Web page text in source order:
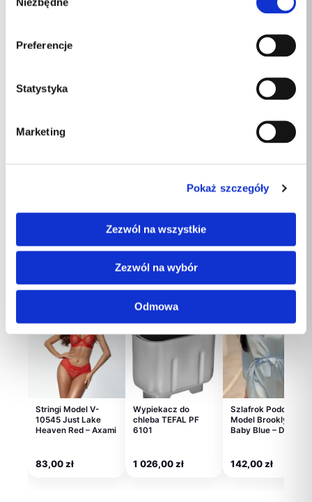
zgody
Preferencje
Statystyka
Marketing
Pokaż szczegóły
Zezwól na wszystkie
Zezwól na wybór
Odmowa
Polecane dla Ciebie
Stringi Model V-
10545 Just Lake
Heaven Red – Axami
83,00zł
Wypiekacz do
chleba TEFAL PF
6101
1 026,00zł
Szlafrok Podomka
Model Brooklyn
Baby Blue – DKaren
142,00zł